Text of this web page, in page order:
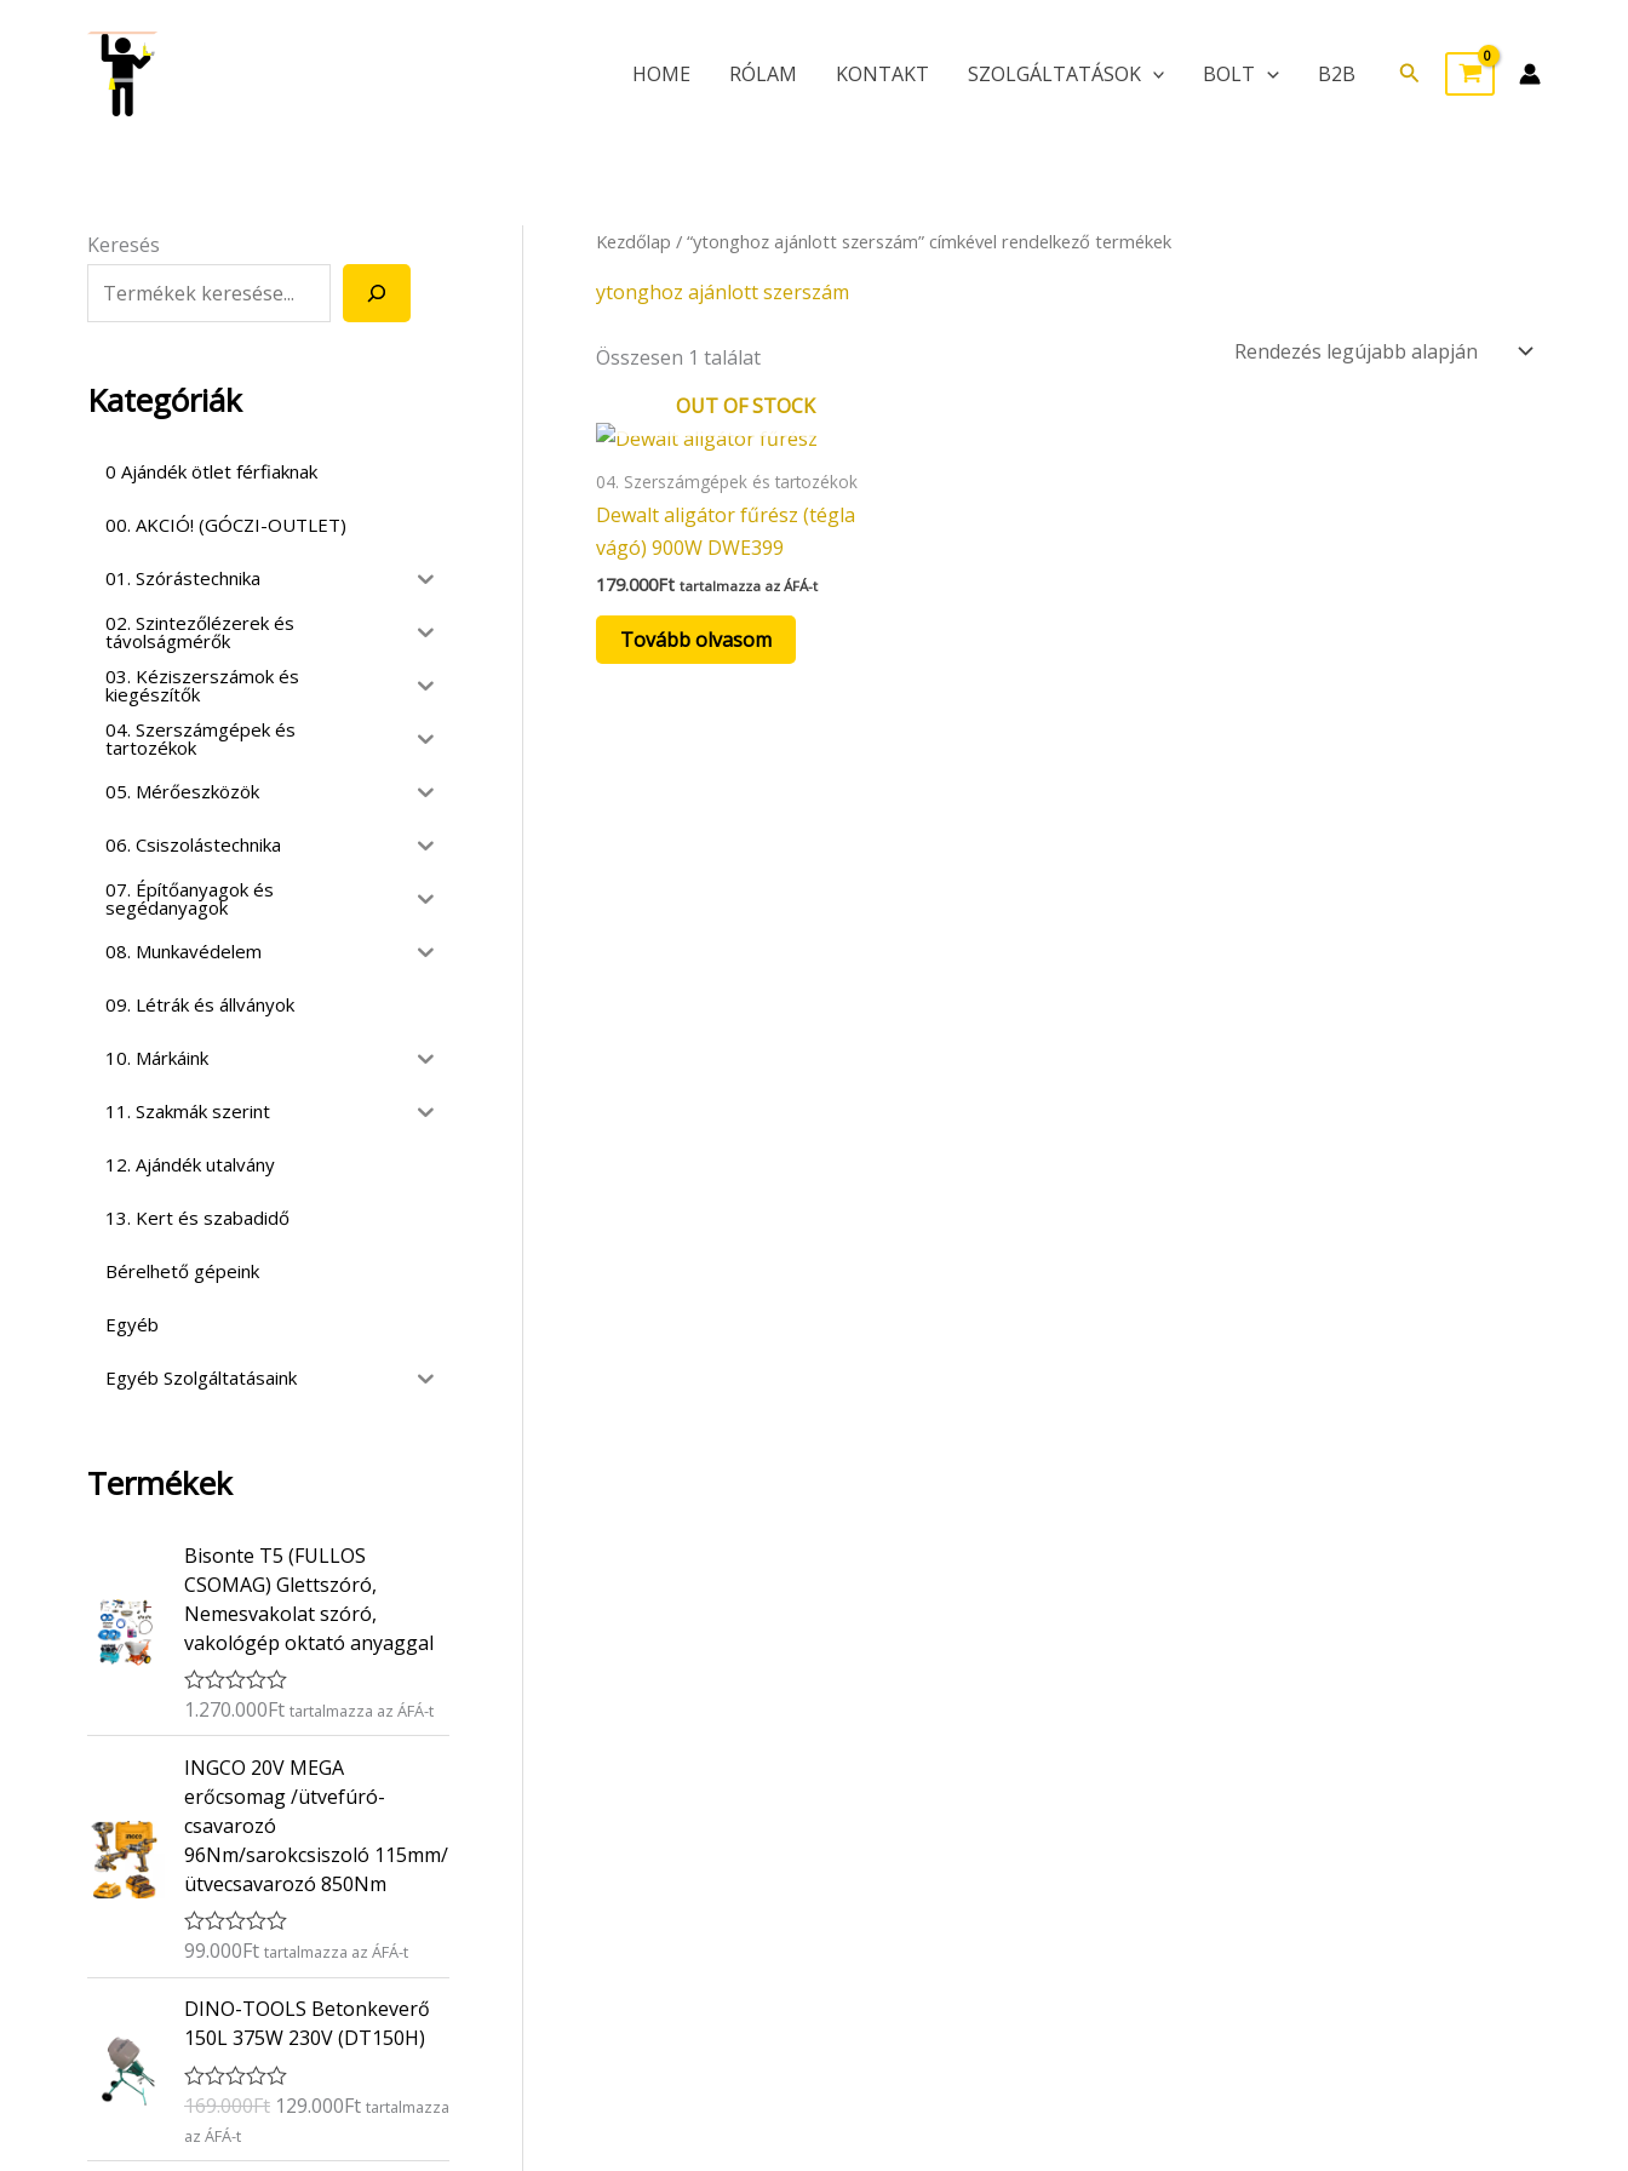
HOME RÓLAM KONTAKT SZOLGÁLTATÁSOK BOLT B2B Search
Keresés
Kategóriák
0 Ajándék ötlet férfiaknak
00. AKCIÓ! (GÓCZI-OUTLET)
01. Szórástechnika
02. Szintezőlézerek és
távolságmérők
03. Kéziszerszámok és
kiegészítők
04. Szerszámgépek és
tartozékok
05. Mérőeszközök
06. Csiszolástechnika
07. Építőanyagok és
segédanyagok
08. Munkavédelem
09. Létrák és állványok
10. Márkáink
11. Szakmák szerint
12. Ajándék utalvány
13. Kert és szabadidő
Bérelhető gépeink
Egyéb
Egyéb Szolgáltatásaink
Termékek
Bisonte T5 (FULLOS
CSOMAG) Glettszóró,
Nemesvakolat szóró,
vakológép oktató anyaggal
É
é
e
l
é
s
:
/
5
1.270.000Ft tartalmazza az ÁFÁ-t
INGCO 20V MEGA
erőcsomag /ütvefúró-
csavarozó
96Nm/sarokcsiszoló 115mm/
ütvecsavarozó 850Nm
É
é
k
e
é
s
0
/
99.000Ft tartalmazza az ÁFÁ-t
DINO-TOOLS Betonkeverő
150L 375W 230V (DT150H)
É
t
é
169.000Ft
O
r
g
129.000Ft
C
u
etartalmazza
az ÁFÁ-t
Kezdőlap / “ytonghoz ajánlott szerszám” címkével rendelkező termékek
ytonghoz ajánlott szerszám
Összesen 1 találat
OUT OF STOCK
04. Szerszámgépek és tartozékok
Dewalt aligátor fűrész (tégla
vágó) 900W DWE399
179.000Ft tartalmazza az ÁFÁ-t
Tovább olvasom